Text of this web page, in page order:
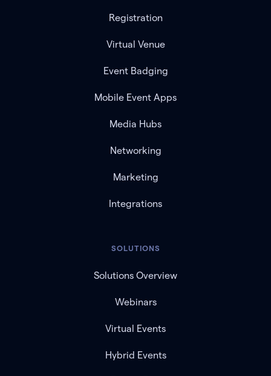
Registration
Virtual Venue
Event Badging
Mobile Event Apps
Media Hubs
Networking
Marketing
Integrations
SOLUTIONS
Solutions Overview
Webinars
Virtual Events
Hybrid Events